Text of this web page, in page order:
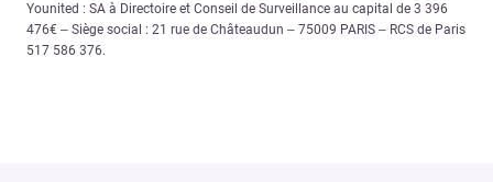
Younited : SA à Directoire et Conseil de Surveillance au capital de 3 396
476€ – Siège social : 21 rue de Châteaudun – 75009 PARIS – RCS de Paris
517 586 376.